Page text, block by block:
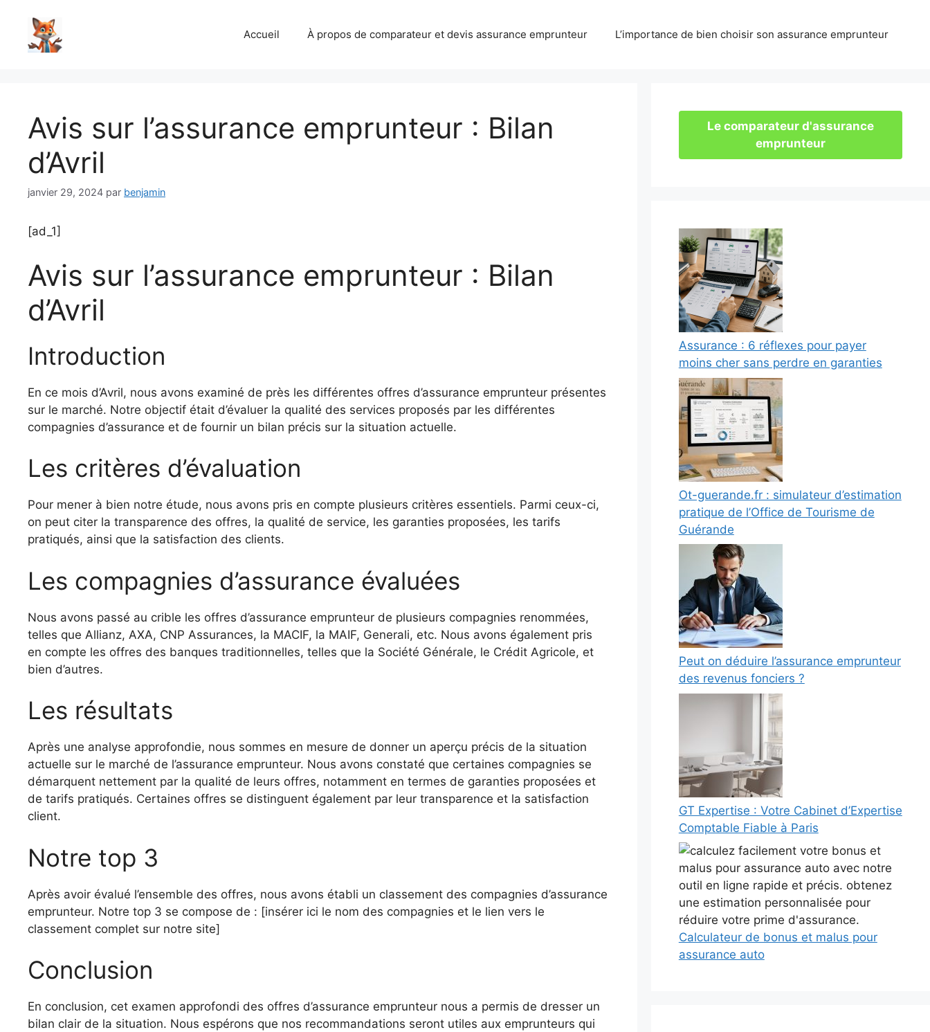
contenu
Accueil À propos de comparateur et devis assurance emprunteur L’importance de bien choisir son assurance emprunteur
Avis sur l’assurance emprunteur : Bilan
d’Avril
janvier 29, 2024 par benjamin
[ad_1]
Avis sur l’assurance emprunteur : Bilan
d’Avril
Introduction
En ce mois d’Avril, nous avons examiné de près les différentes offres d’assurance emprunteur présentes
sur le marché. Notre objectif était d’évaluer la qualité des services proposés par les différentes
compagnies d’assurance et de fournir un bilan précis sur la situation actuelle.
Les critères d’évaluation
Pour mener à bien notre étude, nous avons pris en compte plusieurs critères essentiels. Parmi ceux-ci,
on peut citer la transparence des offres, la qualité de service, les garanties proposées, les tarifs
pratiqués, ainsi que la satisfaction des clients.
Les compagnies d’assurance évaluées
Nous avons passé au crible les offres d’assurance emprunteur de plusieurs compagnies renommées,
telles que Allianz, AXA, CNP Assurances, la MACIF, la MAIF, Generali, etc. Nous avons également pris
en compte les offres des banques traditionnelles, telles que la Société Générale, le Crédit Agricole, et
bien d’autres.
Les résultats
Après une analyse approfondie, nous sommes en mesure de donner un aperçu précis de la situation
actuelle sur le marché de l’assurance emprunteur. Nous avons constaté que certaines compagnies se
démarquent nettement par la qualité de leurs offres, notamment en termes de garanties proposées et
de tarifs pratiqués. Certaines offres se distinguent également par leur transparence et la satisfaction
client.
Notre top 3
Après avoir évalué l’ensemble des offres, nous avons établi un classement des compagnies d’assurance
emprunteur. Notre top 3 se compose de : [insérer ici le nom des compagnies et le lien vers le
classement complet sur notre site]
Conclusion
En conclusion, cet examen approfondi des offres d’assurance emprunteur nous a permis de dresser un
bilan clair de la situation. Nous espérons que nos recommandations seront utiles aux emprunteurs qui
Le comparateur d'assurance
emprunteur
Assurance : 6 réflexes pour payer
moins cher sans perdre en garanties
Ot-guerande.fr : simulateur d’estimation
pratique de l’Office de Tourisme de
Guérande
Peut on déduire l’assurance emprunteur
des revenus fonciers ?
GT Expertise : Votre Cabinet d’Expertise
Comptable Fiable à Paris
Calculateur de bonus et malus pour
assurance auto